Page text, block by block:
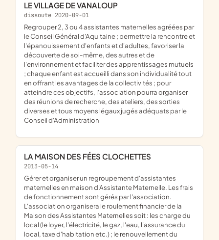
LE VILLAGE DE VANALOUP
dissoute 2020-09-01
regrouper 2, 3 ou 4 assistantes maternelles agréées par
le Conseil Général d'Aquitaine ; permettre la rencontre et
l'épanouissement d'enfants et d'adultes, favoriser la
découverte de soi-même, des autres et de
l'environnement et faciliter des apprentissages mutuels
; chaque enfant est accueilli dans son individualité tout
en offrant les avantages de la collectivités ; pour
atteindre ces objectifs, l'association pourra organiser
des réunions de recherche, des ateliers, des sorties
diverses et tous moyens légaux jugés adéquats par le
Conseil d'Administration
LA MAISON DES FÉES CLOCHETTES
2013-05-14
gérer et organiser un regroupement d'assistantes
maternelles en maison d'Assistante Maternelle. Les frais
de fonctionnement sont gérés par l'association.
L'association organisera le roulement financier de la
Maison des Assistantes Maternelles soit : les charge du
local (le loyer, l'électricité, le gaz, l'eau, l'assurance du
local, taxe d'habitation etc.) ; le renouvellement du